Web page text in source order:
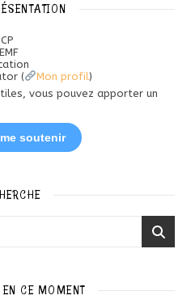
(
Mon profil)
vous pouvez apporter un
soutenir
CE MOMENT